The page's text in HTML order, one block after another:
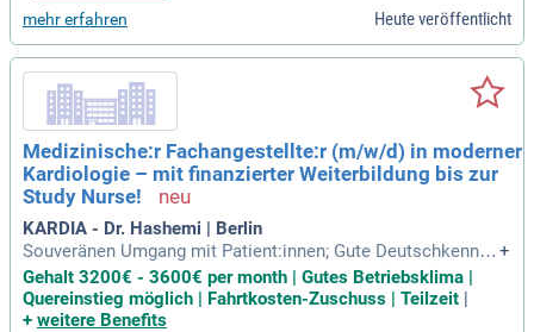
mehr erfahren Heute veröffentlicht
Medizinische:r Fachangestellte:r (m/w/d) in moderner
Kardiologie – mit finanzierter Weiterbildung bis zur
Study Nurse!
KARDIA - Dr. Hashemi | Berlin
Souveränen Umgang mit Patient:innen; Gute Deutschkenntni
sse in Wort und Schrift, gerne ergänzt durch weitere Fremds
prachenkenntnisse; Idealerweise Erfahrung in der Patient:in
nenkommunikation und Praxiskoordination; Interesse an all
+
Gehalt 3200€ - 3600€ per month | Gutes Betriebsklima |
Quereinstieg möglich | Fahrtkosten-Zuschuss | Teilzeit |
+ weitere Benefits